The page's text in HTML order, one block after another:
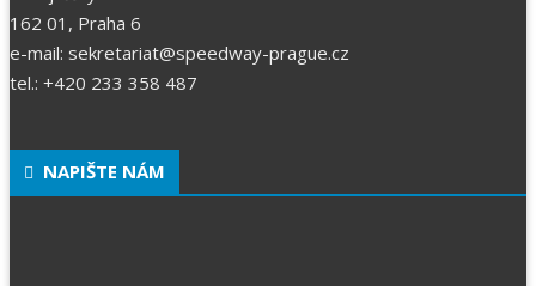
162 01, Praha 6
e-mail: sekretariat@speedway-prague.cz
tel.: +420 233 358 487
NAPIŠTE NÁM